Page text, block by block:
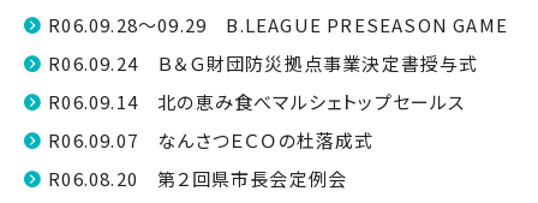
R06.09.28～09.29 B.LEAGUE PRESEASON GAME
R06.09.24 Ｂ＆Ｇ財団防災拠点事業決定書授与式
R06.09.14 北の恵み食べマルシェトップセールス
R06.09.07 なんさつＥＣＯの杜落成式
R06.08.20 第２回県市長会定例会